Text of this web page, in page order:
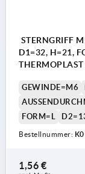
STERNGRIFF
D1=32, H=21,
GEWINDE=M6
FORM=L
Bestellnummer:
1,56 €